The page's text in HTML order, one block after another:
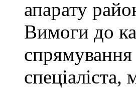
апарату
Вимоги до
спрямування
спеціаліста,